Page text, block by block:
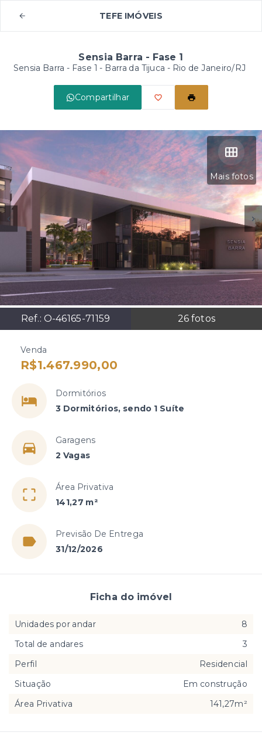
TEFE IMÓVEIS
Sensia Barra - Fase 1
Sensia Barra - Fase 1 - Barra da Tijuca - Rio de Janeiro/RJ
Compartilhar
Mais fotos
Ref.: O-46165-71159 26 fotos
Venda
R$1.467.990,00
Dormitórios
3 Dormitórios, sendo 1 Suíte
Garagens
2 Vagas
Área Privativa
141,27 m²
Previsão De Entrega
31/12/2026
Ficha do imóvel
Unidades por andar
8
Total de andares
3
Perfil
Residencial
Situação
Em construção
Área Privativa
141,27m²